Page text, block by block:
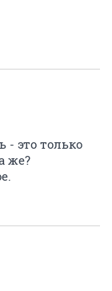
- это только
же?